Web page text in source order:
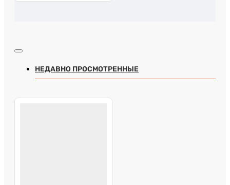
НЕДАВНО ПРОСМОТРЕННЫЕ